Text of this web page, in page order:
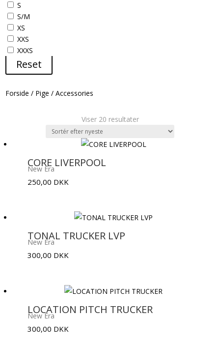
S
S/M
XS
XXS
XXXS
Reset
Forside / Pige /Accessories
Viser 20 resultaterSorteret
seneste
CORE LIVERPOOL
New Era
250,00 DKK
TONAL TRUCKER LVP
New Era
300,00 DKK
LOCATION PITCH TRUCKER
New Era
300,00 DKK